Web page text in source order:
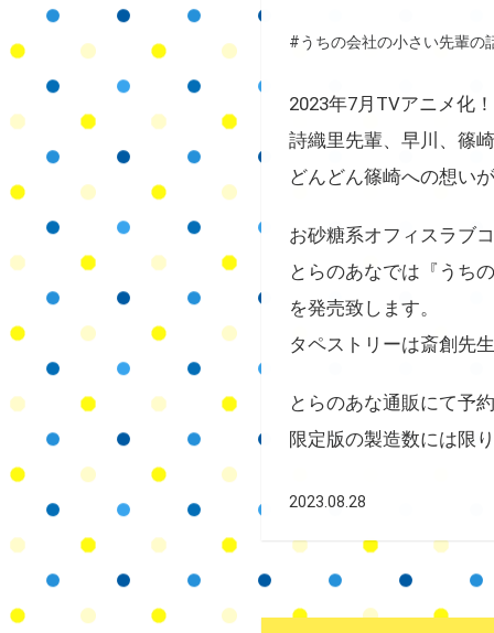
#うちの会社の小さい先輩の
2023年7月TVアニメ化！
詩織里先輩、早川、篠
どんどん篠崎への想い
お砂糖系オフィスラブ
とらのあなでは『うち
を発売致します。
タペストリーは斎創先
とらのあな通販にて予
限定版の製造数には限
2023.08.28